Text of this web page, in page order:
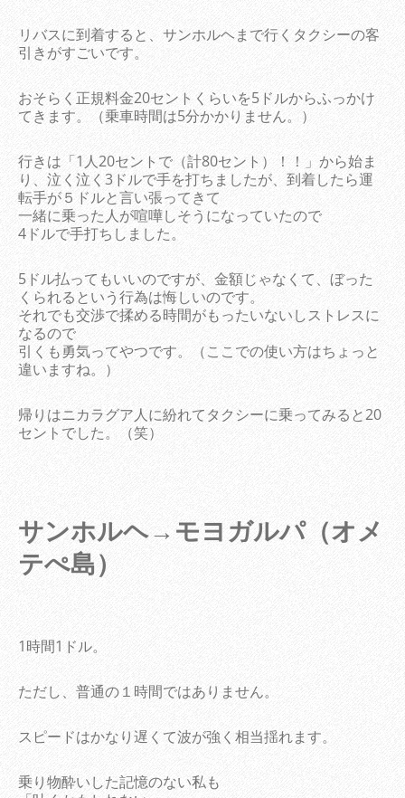
リバスに到着すると、サンホルヘまで行くタクシーの客
引きがすごいです。
おそらく正規料金20セントくらいを5ドルからふっかけ
てきます。（乗車時間は5分かかりません。）
行きは「1人20セントで（計80セント）！！」から始ま
り、泣く泣く3ドルで手を打ちましたが、到着したら運
転手が５ドルと言い張ってきて
一緒に乗った人が喧嘩しそうになっていたので
4ドルで手打ちしました。
5ドル払ってもいいのですが、金額じゃなくて、ぼった
くられるという行為は悔しいのです。
それでも交渉で揉める時間がもったいないしストレスに
なるので
引くも勇気ってやつです。（ここでの使い方はちょっと
違いますね。）
帰りはニカラグア人に紛れてタクシーに乗ってみると20
セントでした。（笑）
サンホルヘ→モヨガルパ（オメ
テぺ島）
1時間1ドル。
ただし、普通の１時間ではありません。
スピードはかなり遅くて波が強く相当揺れます。
乗り物酔いした記憶のない私も